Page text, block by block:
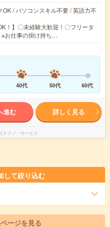
/ パソコンスキル不要 / 英語力不
！】〇未経験大歓迎！〇フリータ
お仕事の掛け持ち…
40代 50代 60代
進む 詳しく見る
テクノ・サービス
して絞り込む
ージを見る